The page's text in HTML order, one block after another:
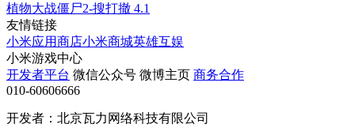
植物大战僵尸2-搜打撤 4.1
友情链接
小米应用商店小米商城英雄互娱
小米游戏中心
开发者平台 微信公众号 微博主页 商务合作
010-60606666
开发者：北京瓦力网络科技有限公司